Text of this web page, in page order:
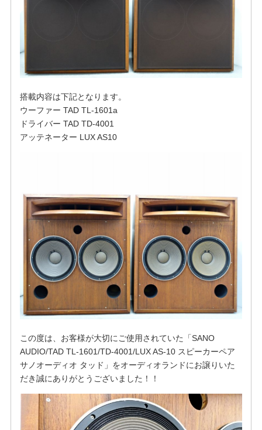
搭載内容は下記となります。
ウーファー TAD TL-1601a
ドライバー TAD TD-4001
アッテネーター LUX AS10
この度は、お客様が大切にご使用されていた「SANO
AUDIO/TAD TL-1601/TD-4001/LUX AS-10 スピーカーペア
サノオーディオ タッド」をオーディオランドにお譲りいた
だき誠にありがとうございました！！